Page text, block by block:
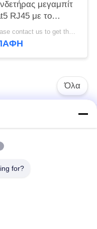
μεγαμπίτ
RJ45 με το
για το
δικτύωσης,
Please contact us to get the latest price. MOQ:1 κομμάτι
Όλα
ενιαίος λιμένας
for?